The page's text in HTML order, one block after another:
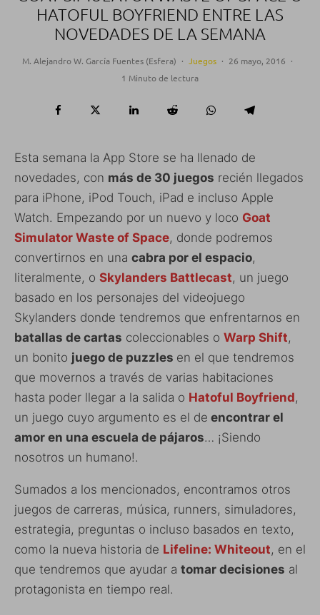
HATOFUL BOYFRIEND ENTRE LAS
NOVEDADES DE LA SEMANA
M. Alejandro W. García Fuentes (Esfera) · Juegos · 26 mayo, 2016 ·
1 Minuto de lectura
Esta semana la App Store se ha llenado de
novedades, con más de 30 juegos recién llegados
para iPhone, iPod Touch, iPad e incluso Apple
Watch. Empezando por un nuevo y loco Goat
Simulator Waste of Space, donde podremos
convertirnos en una cabra por el espacio,
literalmente, o Skylanders Battlecast, un juego
basado en los personajes del videojuego
Skylanders donde tendremos que enfrentarnos en
batallas de cartas coleccionables o Warp Shift,
un bonito juego de puzzles en el que tendremos
que movernos a través de varias habitaciones
hasta poder llegar a la salida o Hatoful Boyfriend,
un juego cuyo argumento es el de encontrar el
amor en una escuela de pájaros… ¡Siendo
nosotros un humano!.
Sumados a los mencionados, encontramos otros
juegos de carreras, música, runners, simuladores,
estrategia, preguntas o incluso basados en texto,
como la nueva historia de Lifeline: Whiteout, en el
que tendremos que ayudar a tomar decisiones al
protagonista en tiempo real.